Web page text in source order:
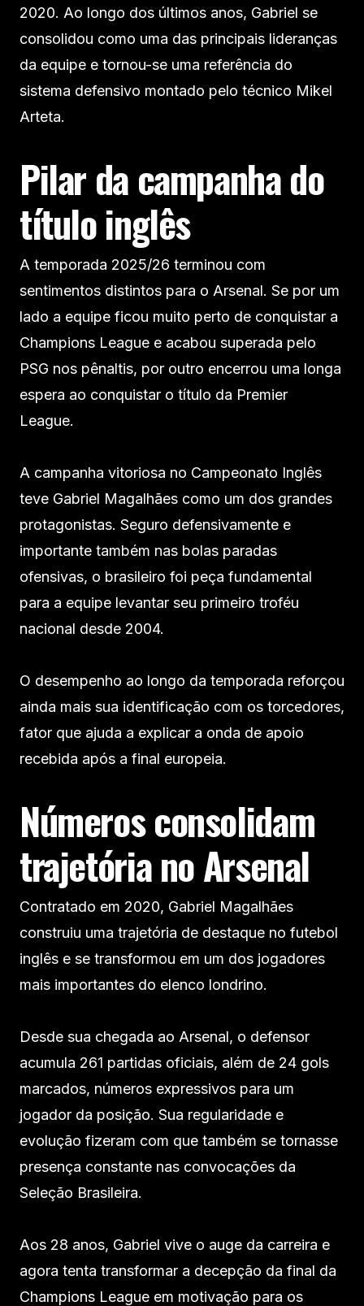
2020. Ao longo dos últimos anos, Gabriel se
consolidou como uma das principais lideranças
da equipe e tornou-se uma referência do
sistema defensivo montado pelo técnico Mikel
Arteta.
Pilar da campanha do
título inglês
A temporada 2025/26 terminou com
sentimentos distintos para o Arsenal. Se por um
lado a equipe ficou muito perto de conquistar a
Champions League e acabou superada pelo
PSG nos pênaltis, por outro encerrou uma longa
espera ao conquistar o título da Premier
League.
A campanha vitoriosa no Campeonato Inglês
teve Gabriel Magalhães como um dos grandes
protagonistas. Seguro defensivamente e
importante também nas bolas paradas
ofensivas, o brasileiro foi peça fundamental
para a equipe levantar seu primeiro troféu
nacional desde 2004.
O desempenho ao longo da temporada reforçou
ainda mais sua identificação com os torcedores,
fator que ajuda a explicar a onda de apoio
recebida após a final europeia.
Números consolidam
trajetória no Arsenal
Contratado em 2020, Gabriel Magalhães
construiu uma trajetória de destaque no futebol
inglês e se transformou em um dos jogadores
mais importantes do elenco londrino.
Desde sua chegada ao Arsenal, o defensor
acumula 261 partidas oficiais, além de 24 gols
marcados, números expressivos para um
jogador da posição. Sua regularidade e
evolução fizeram com que também se tornasse
presença constante nas convocações da
Seleção Brasileira.
Aos 28 anos, Gabriel vive o auge da carreira e
agora tenta transformar a decepção da final da
Champions League em motivação para os